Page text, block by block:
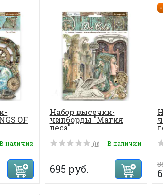
OF
В наличии
Набор высечки-
чипборды "Магия
леса"
(0) В наличии
695 руб.
-